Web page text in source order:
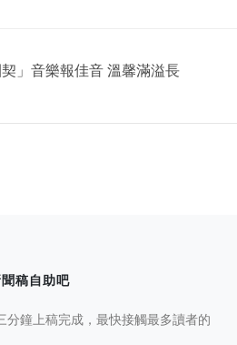
契」音樂報佳音 溫馨滿溢長
稿自助吧
分鐘上稿完成，最快接觸最多讀者的